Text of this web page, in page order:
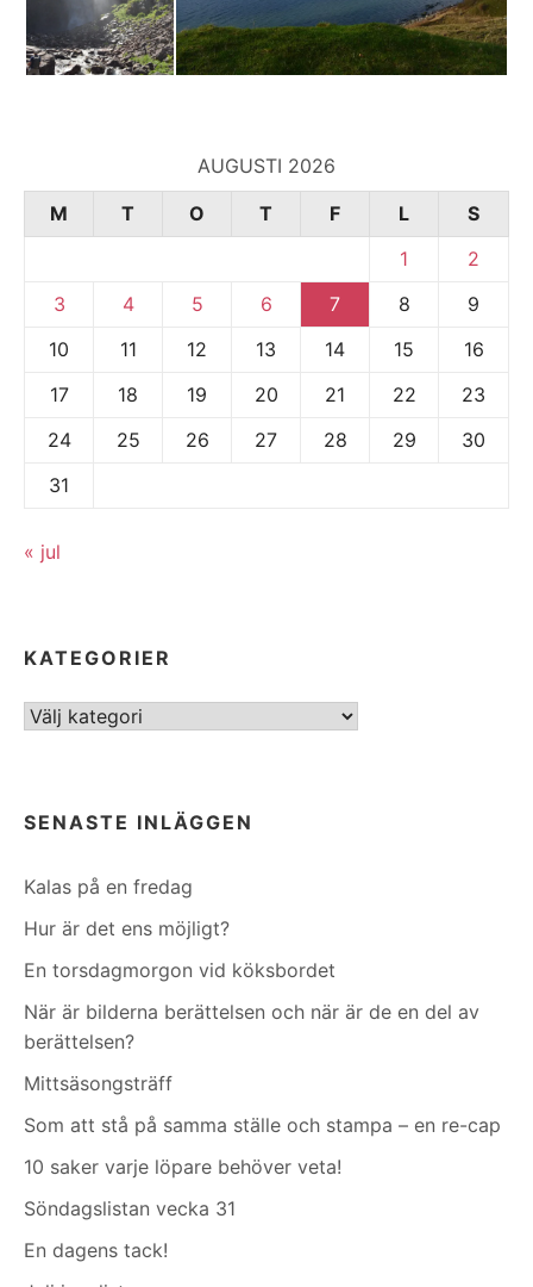
AUGUSTI 2026
M
T O T F L
S
1
2
3
4 5 6 7 8
9
10
11 12 13 14 15
16
17
18 19 20 21 22
23
24
25 26 27 28 29
30
31
« jul
KATEGORIER
Kategorier
SENASTE INLÄGGEN
Kalas på en fredag
Hur är det ens möjligt?
En torsdagmorgon vid köksbordet
När är bilderna berättelsen och när är de en del av
berättelsen?
Mittsäsongsträff
Som att stå på samma ställe och stampa – en re-cap
10 saker varje löpare behöver veta!
Söndagslistan vecka 31
En dagens tack!